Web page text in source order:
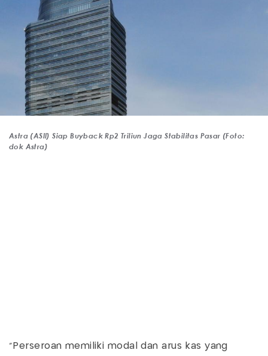
Astra (ASII) Siap Buyback Rp2 Triliun Jaga Stabilitas Pasar (Foto:
dok Astra)
"Perseroan memiliki modal dan arus kas yang